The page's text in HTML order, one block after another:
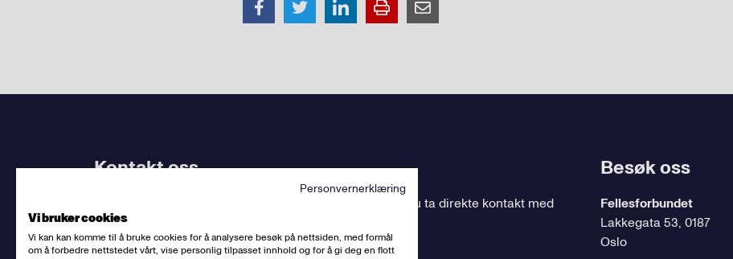
Kontakt oss
, kan du ta direkte kontakt med
dem.
Besøk oss
Fellesforbundet
Lakkegata 53, 0187
Oslo
Personvernerklæring
Vi bruker cookies
Vi kan kan komme til å bruke cookies for å analysere besøk på nettsiden, med formål
om å forbedre nettstedet vårt, vise personlig tilpasset innhold og for å gi deg en flott